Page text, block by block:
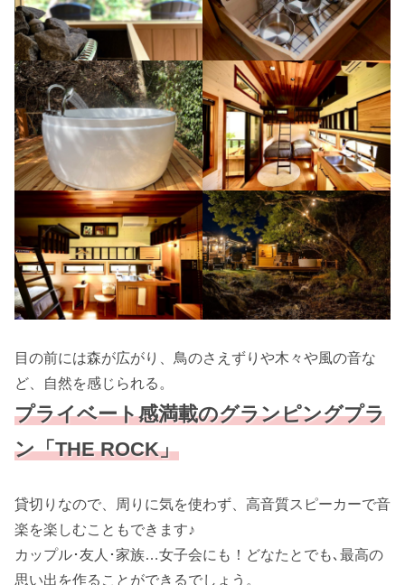
目の前には森が広がり、鳥のさえずりや木々や風の音な
ど、自然を感じられる。
プライベート感満載のグランピングプラ
ン「THE ROCK」
貸切りなので、周りに気を使わず、高音質スピーカーで音
楽を楽しむこともできます♪
カップル･友人･家族…女子会にも！どなたとでも､最高の
思い出を作ることができるでしょう。